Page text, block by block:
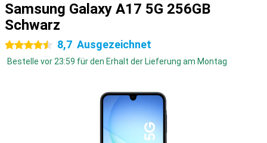
Samsung Galaxy A17 5G 256GB
Schwarz
4.5 Sterne 8,7 Ausgezeichnet
Bestelle vor 23:59 für den Erhalt der Lieferung am Montag